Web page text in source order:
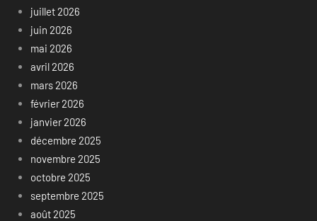
juillet 2026
juin 2026
mai 2026
avril 2026
mars 2026
février 2026
janvier 2026
décembre 2025
novembre 2025
octobre 2025
septembre 2025
août 2025